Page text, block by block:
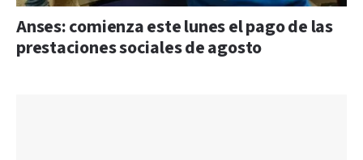
Anses: comienza este lunes el pago de las
prestaciones sociales de agosto